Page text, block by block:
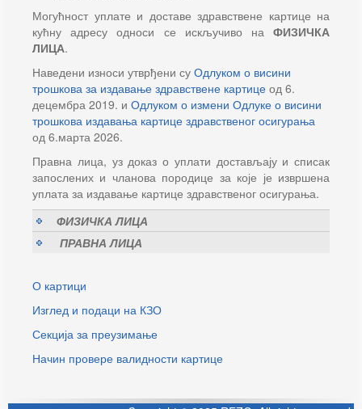
Могућност уплате и доставе здравствене картице на
кућну адресу односи се искључиво на ФИЗИЧКА
ЛИЦА.
Наведени износи утврђени су Одлуком о висини
трошкова за издавање здравствене картице од 6.
децембра 2019. и Одлуком о измени Одлуке о висини
трошкова издавања картице здравственог осигурања
од 6.марта 2026.
Правна лица, уз доказ о уплати достављају и списак
запослених и чланова породице за које је извршена
уплата за издавање картице здравственог осигурања.
ФИЗИЧКА ЛИЦА
ПРАВНА ЛИЦА
О картици
Изглед и подаци на КЗО
Секција за преузимање
Начин провере валидности картице